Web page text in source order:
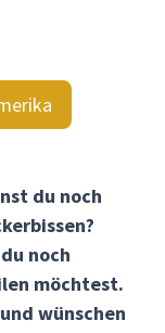
du noch
noch
möchtest.
wünschen